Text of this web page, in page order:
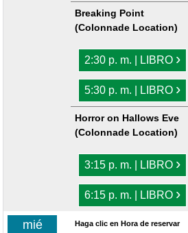
Breaking Point
(Colonnade Location)
2:30 p. m. | LIBRO ›
5:30 p. m. | LIBRO ›
Horror on Hallows Eve
(Colonnade Location)
3:15 p. m. | LIBRO ›
6:15 p. m. | LIBRO ›
mié Haga clic en Hora de reservar